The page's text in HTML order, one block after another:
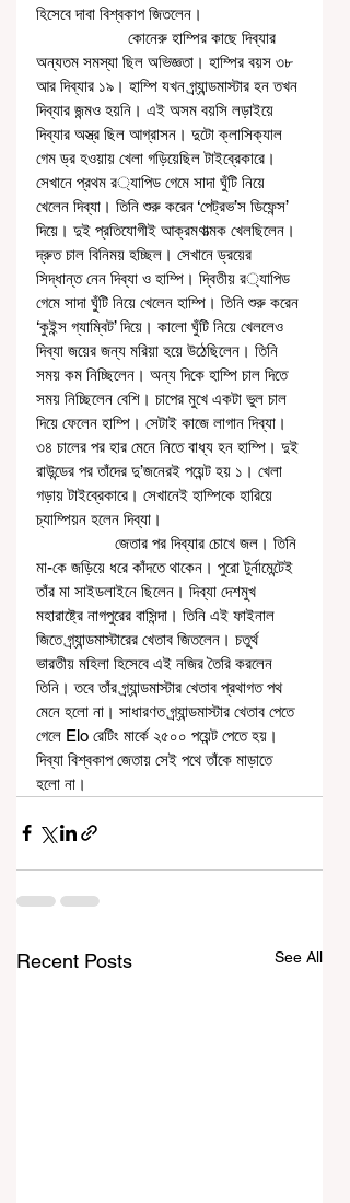
হিসেবে দাবা বিশ্বকাপ জিতলেন।
অন্যতম সমস্যা ছিল অভিজ্ঞতা। হাম্পির বয়স ৩৮
আর দিব্যার ১৯। হাম্পি যখন গ্র্যান্ডমাস্টার হন তখন
দিব্যার জন্মও হয়নি। এই অসম বয়সি লড়াইয়ে
দিব্যার অস্ত্র ছিল আগ্রাসন। দুটো ক্লাসিক্যাল
গেম ড্র হওয়ায় খেলা গড়িয়েছিল টাইব্রেকারে।
সেখানে প্রথম র‌্যাপিড গেমে সাদা ঘুঁটি নিয়ে
খেলেন দিব্যা। তিনি শুরু করেন ‘পেট্রভ’স ডিফেন্স’
দিয়ে। দুই প্রতিযোগীই আক্রমণাত্মক খেলছিলেন।
দ্রুত চাল বিনিময় হচ্ছিল। সেখানে ড্রয়ের
সিদ্ধান্ত নেন দিব্যা ও হাম্পি। দ্বিতীয় র‌্যাপিড
গেমে সাদা ঘুঁটি নিয়ে খেলেন হাম্পি। তিনি শুরু করেন
‘কুইন্স গ্যাম্বিট’ দিয়ে। কালো ঘুঁটি নিয়ে খেললেও
দিব্যা জয়ের জন্য মরিয়া হয়ে উঠেছিলেন। তিনি
সময় কম নিচ্ছিলেন। অন্য দিকে হাম্পি চাল দিতে
সময় নিচ্ছিলেন বেশি। চাপের মুখে একটা ভুল চাল
দিয়ে ফেলেন হাম্পি। সেটাই কাজে লাগান দিব্যা।
৩৪ চালের পর হার মেনে নিতে বাধ্য হন হাম্পি। দুই
রাউন্ডের পর তাঁদের দু’জনেরই পয়েন্ট হয় ১। খেলা
গড়ায় টাইব্রেকারে। সেখানেই হাম্পিকে হারিয়ে
চ্যাম্পিয়ন হলেন দিব্যা।
মা-কে জড়িয়ে ধরে কাঁদতে থাকেন। পুরো টুর্নামেন্টেই
তাঁর মা সাইডলাইনে ছিলেন। দিব্যা দেশমুখ
মহারাষ্ট্রে নাগপুরের বাসিন্দা। তিনি এই ফাইনাল
জিতে গ্র্যান্ডমাস্টারের খেতাব জিতলেন। চতুর্থ
ভারতীয় মহিলা হিসেবে এই নজির তৈরি করলেন
তিনি। তবে তাঁর গ্র্যান্ডমাস্টার খেতাব প্রথাগত পথ
মেনে হলো না। সাধারণত গ্র্যান্ডমাস্টার খেতাব পেতে
গেলে Elo রেটিং মার্কে ২৫০০ পয়েন্ট পেতে হয়।
দিব্যা বিশ্বকাপ জেতায় সেই পথে তাঁকে মাড়াতে
হলো না।
Recent Posts See All